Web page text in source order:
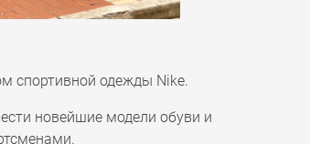
спортивной одежды Nike.
новейшие модели обуви и